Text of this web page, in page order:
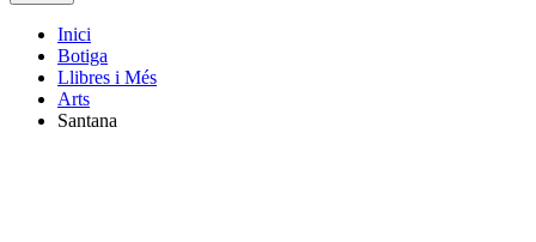
Inici
Botiga
Llibres i Més
Arts
Santana